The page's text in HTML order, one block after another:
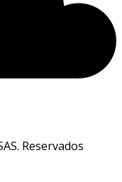
Reservados